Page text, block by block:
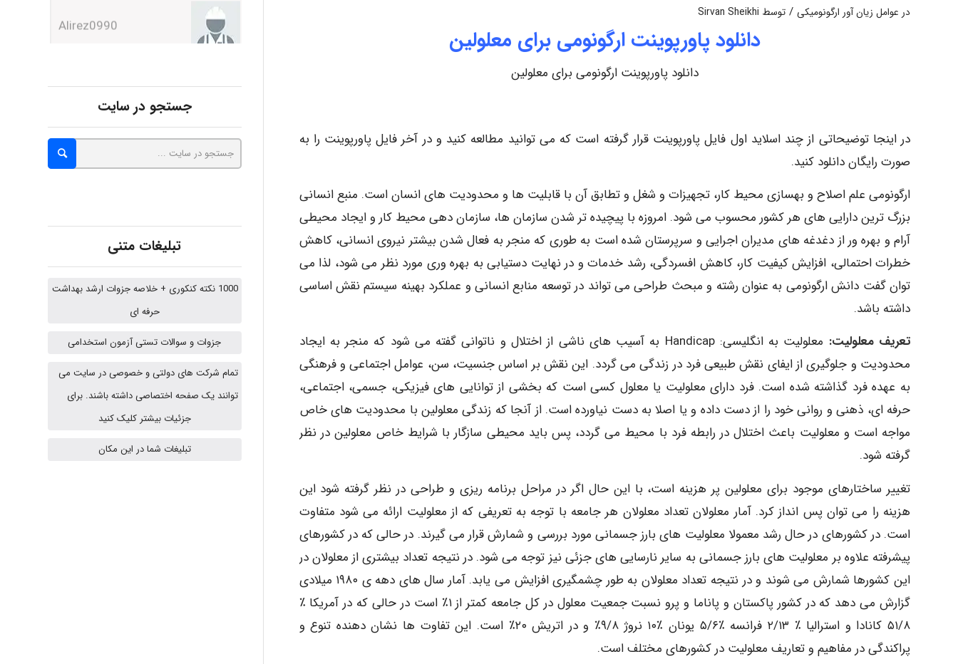
در عوامل زیان آور ارگونومیکی / توسط Sirvan Sheikhi
دانلود پاورپوینت ارگونومی برای معلولین
دانلود پاورپوینت ارگونومی برای معلولین
در اینجا توضیحاتی از چند اسلاید اول فایل پاورپوینت قرار گرفته است که می توانید مطالعه کنید و در آخر فایل پاورپوینت را به
صورت رایگان دانلود کنید.
ارگونومی علم اصلاح و بهسازی محیط کار، تجهیزات و شغل و تطابق آن با قابلیت ها و محدودیت های انسان است. منبع انسانی
بزرگ ترین دارایی های هر کشور محسوب می شود. امروزه با پیچیده تر شدن سازمان ها، سازمان دهی محیط کار و ایجاد محیطی
آرام و بهره ور از دغدغه های مدیران اجرایی و سرپرستان شده است به طوری که منجر به فعال شدن بیشتر نیروی انسانی، کاهش
خطرات احتمالی، افزایش کیفیت کار، کاهش افسردگی، رشد خدمات و در نهایت دستیابی به بهره وری مورد نظر می شود، لذا می
توان گفت دانش ارگونومی به عنوان رشته و مبحث طراحی می تواند در توسعه منابع انسانی و عملکرد بهینه سیستم نقش اساسی
داشته باشد.
تعریف معلولیت:
معلولیت به انگلیسی: Handicap به آسیب های ناشی از اختلال و ناتوانی گفته می شود که منجر به ایجاد
محدودیت و جلوگیری از ایفای نقش طبیعی فرد در زندگی می گردد. این نقش بر اساس جنسیت، سن، عوامل اجتماعی و فرهنگی
به عهده فرد گذاشته شده است. فرد دارای معلولیت یا معلول کسی است که بخشی از توانایی های فیزیکی، جسمی، اجتماعی،
حرفه ای، ذهنی و روانی خود را از دست داده و یا اصلا به دست نیاورده است. از آنجا که زندگی معلولین با محدودیت های خاص
مواجه است و معلولیت باعث اختلال در رابطه فرد با محیط می گردد، پس باید محیطی سازگار با شرایط خاص معلولین در نظر
گرفته شود.
تغییر ساختارهای موجود برای معلولین پر هزینه است، با این حال اگر در مراحل برنامه ریزی و طراحی در نظر گرفته شود این
هزینه را می توان پس انداز کرد. آمار معلولان تعداد معلولان هر جامعه با توجه به تعریفی که از معلولیت ارائه می شود متفاوت
است. در کشورهای در حال رشد معمولا معلولیت های بارز جسمانی مورد بررسی و شمارش قرار می گیرند. در حالی که در کشورهای
پیشرفته علاوه بر معلولیت های بارز جسمانی به سایر نارسایی های جزئی نیز توجه می شود. در نتیجه تعداد بیشتری از معلولان در
این کشورها شمارش می شوند و در نتیجه تعداد معلولان به طور چشمگیری افزایش می یابد. آمار سال های دهه ی ۱۹۸۰ میلادی
گزارش می دهد که در کشور پاکستان و پاناما و پرو نسبت جمعیت معلول در کل جامعه کمتر از ۱٪ است در حالی که در آمریکا ٪
۵۱/۸ کانادا و استرالیا ٪ ۲/۱۳ فرانسه ٪۵/۶ یونان ٪۱۰ نروژ ۹/۸٪ و در اتریش ۲۰٪ است. این تفاوت ها نشان دهنده تنوع و
پراکندگی در مفاهیم و تعاریف معلولیت در کشورهای مختلف است.
hosein abdolvand
Kati
emami
Iman Hosseini
Chehri
Jafar Tym
aghajari vahid
جستجو در سایت
تبلیغات متنی
1000 نکته کنکوری + خلاصه جزوات ارشد بهداشت
حرفه ای
جزوات و سوالات تستی آزمون استخدامی
تمام شرکت های دولتی و خصوصی در سایت می
توانند یک صفحه اختصاصی داشته باشند. برای
جزئیات بیشتر کلیک کنید
تبلیغات شما در این مکان